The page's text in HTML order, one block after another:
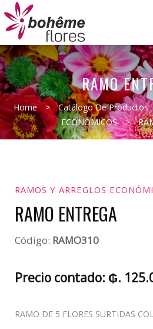
RAMO
Home > Catálogo De Productos
ECONÓMICOS >
RAMOS Y ARREGLOS
RAMO ENTREGA
Código: RAMO310
Precio contado: ₲.
RAMO DE 5 FLORES SURTIDAS